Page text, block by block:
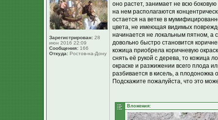
Зарегистрирован: 28
июн 2016 22:09
Сообщения: 166
Откуда: Ростов-на-Дону
оно растет, занимает не всю
на нем располагаются
остается на ветке в
цвета, не имеющая видимых
начинается не локальным пятном, а
довольно быстро становится
кожица приобрела коричневую
снять её рукой с дерева, то кожица
окраске и разжижении всего плода
разбивается в кисель, а плодоножка
Подскажите пожалуйста, что это
Вложения: